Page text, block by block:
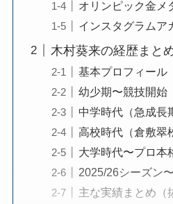
オリンピック金メ
インスタグラムア
木村葵来の経歴まと
基本プロフィール
幼少期〜競技開始
中学時代（急成長
高校時代（倉敷翠
大学時代〜プロ本
2025/26シーズン
主な実績まとめ（